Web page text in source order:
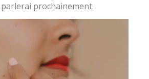
prochainement.